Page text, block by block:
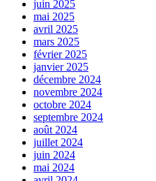
juin 2025
mai 2025
avril 2025
mars 2025
février 2025
janvier 2025
décembre 2024
novembre 2024
octobre 2024
septembre 2024
août 2024
juillet 2024
juin 2024
mai 2024